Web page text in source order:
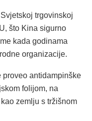
trgovinskoj
što Kina sigurno
kada godinama
organizacije.
proveo antidampinške
folijom, na
zemlju s tržišnom